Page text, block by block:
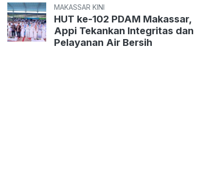
MAKASSAR KINI
HUT ke-102 PDAM Makassar,
Appi Tekankan Integritas dan
Pelayanan Air Bersih